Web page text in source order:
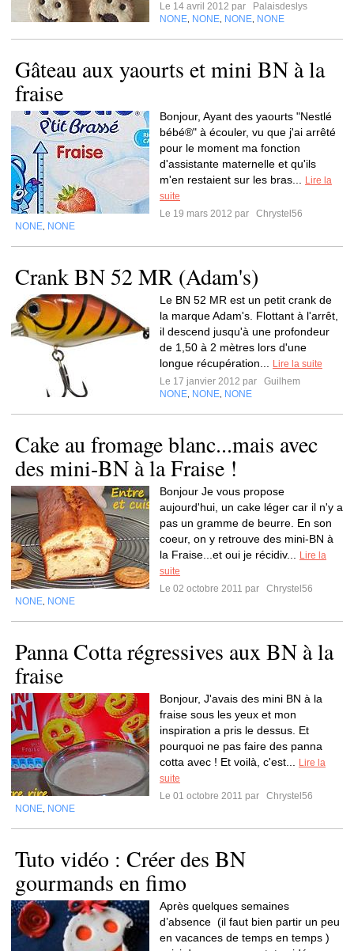
Le 14 avril 2012 par
Palaisdeslys
NONE NONE NONE NONE
Gâteau aux yaourts et mini BN à la
fraise
Bonjour, Ayant des yaourts "Nestlé
bébé®" à écouler, vu que j'ai arrêté
pour le moment ma fonction
d'assistante maternelle et qu'ils
m'en restaient sur les bras...
Lire la
suite
Le 19 mars 2012 par
Chrystel56
NONE NONE
Crank BN 52 MR (Adam's)
Le BN 52 MR est un petit crank de
la marque Adam's. Flottant à l'arrêt,
il descend jusqu'à une profondeur
de 1,50 à 2 mètres lors d'une
longue récupération...
Lire la suite
Le 17 janvier 2012 par
Guilhem
NONE NONE NONE
Cake au fromage blanc...mais avec
des mini-BN à la Fraise !
Bonjour Je vous propose
aujourd'hui, un cake léger car il n'y a
pas un gramme de beurre. En son
coeur, on y retrouve des mini-BN à
la Fraise...et oui je récidiv...
Lire la
suite
Le 02 octobre 2011 par
Chrystel56
NONE NONE
Panna Cotta régressives aux BN à la
fraise
Bonjour, J'avais des mini BN à la
fraise sous les yeux et mon
inspiration a pris le dessus. Et
pourquoi ne pas faire des panna
cotta avec ! Et voilà, c'est...
Lire la
suite
Le 01 octobre 2011 par
Chrystel56
NONE NONE
Tuto vidéo : Créer des BN
gourmands en fimo
Après quelques semaines
d’absence (il faut bien partir un peu
en vacances de temps en temps )